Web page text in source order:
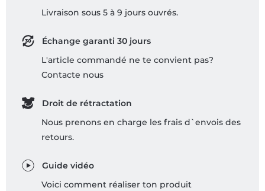
Livraison sous 5 à 9 jours ouvrés.
Échange garanti 30 jours
L'article commandé ne te convient pas?
Contacte nous
Droit de rétractation
Nous prenons en charge les frais d`envois des
retours.
Guide vidéo
Voici comment réaliser ton produit